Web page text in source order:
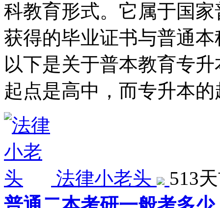
科教育形式。它属于国
获得的毕业证书与普通
以下是关于普本教育专
起点是高中，而专升本
法律小老头
513